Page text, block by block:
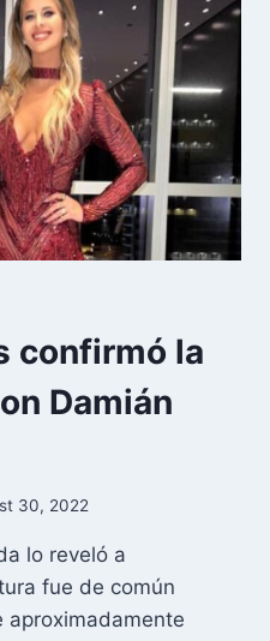
confirmó la
Damián
30, 2022
lo reveló a
fue de común
aproximadamente